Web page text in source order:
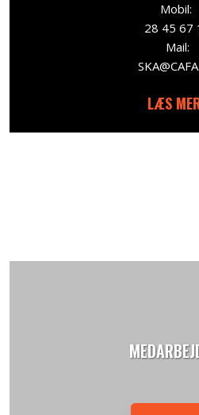
Mobil:
28 45 67
Mail:
LÆS